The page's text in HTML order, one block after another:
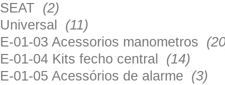
SEAT (2)
Universal (11)
E-01-03 Acessorios manometros
E-01-04 Kits fecho central (14)
E-01-05 Acessórios de alarme (3)